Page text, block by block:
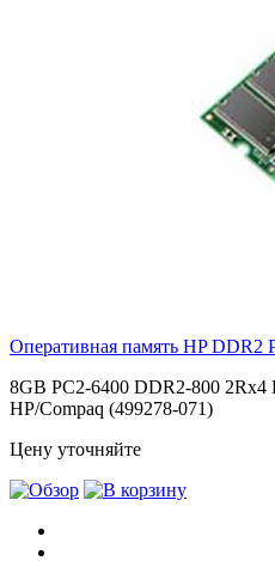
Оперативная память HP DDR2
8GB PC2-6400 DDR2-800
HP/Compaq (499278-071)
Цену уточняйте